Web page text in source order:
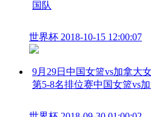
国队
世界杯 2018-10-15 12:00:07
9月29日中国女篮vs加拿大
第5-8名排位赛中国女篮vs